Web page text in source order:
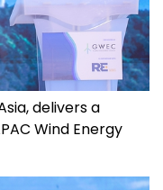
delivers a
Wind Energy